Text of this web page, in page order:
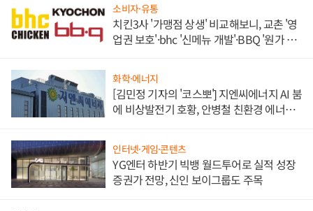
소비자·유통
치킨3사 '가맹점 상생' 비교해보니, 교촌 '영
업권 보호'·bhc '신메뉴 개발'·BBQ '원가 부
화학·에너지
[김민정 기자의 '코스뽀'] 지엔씨에너지 AI 붐
에 비상발전기 호황, 안병철 친환경 에너지
인터넷·게임·콘텐츠
YG엔터 하반기 빅뱅 월드투어로 실적 성장
증권가 전망, 신인 보이그룹도 주목